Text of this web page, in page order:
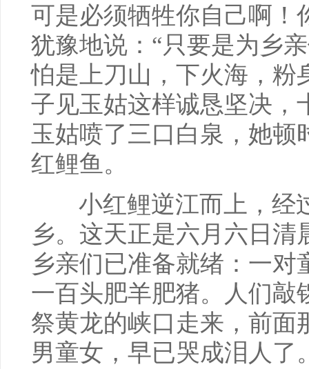
可是必须牺牲你自己啊！
犹豫地说：“只要是为乡
怕是上刀山，下火海，粉
子见玉姑这样诚恳坚决，
玉姑喷了三口白泉，她顿
红鲤鱼。
小红鲤逆江而上，经
乡。这天正是六月六日
乡亲们已准备就绪：一
一百头肥羊肥猪。人们敲
祭黄龙的峡口走来，前面
男童女，早已哭成泪人了